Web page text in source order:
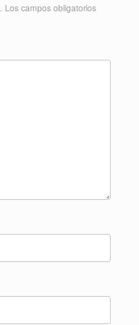
Los campos obligatorios